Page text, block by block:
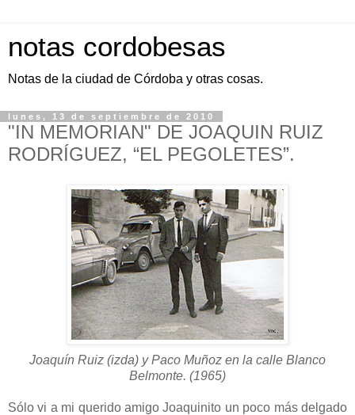
notas cordobesas
Notas de la ciudad de Córdoba y otras cosas.
lunes, 13 de septiembre de 2010
"IN MEMORIAN" DE JOAQUIN RUIZ
RODRÍGUEZ, “EL PEGOLETES”.
Joaquín Ruiz (izda) y Paco Muñoz en la calle Blanco
Belmonte. (1965)
Sólo vi a mi querido amigo Joaquinito un poco más delgado